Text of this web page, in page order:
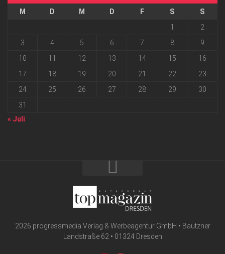
M D M D F S
S
1
2
3
4 5 6 7 8
9
10
11 12 13 14 15
16
17
18 19 20 21 22
23
24
25 26 27 28 29
30
31
« Juli
2026 progressmedia Verlag & Werbeagentur GmbH • Bautzner
Landstraße 62 • 01324 Dresden